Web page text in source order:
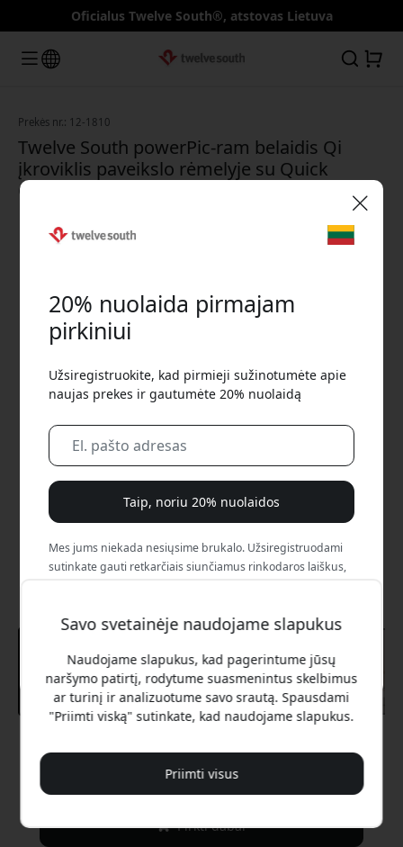
Oficialus Twelve South®, atstovas Lietuva
Prekės nr.: 12-1810
Twelve South powerPic-ram belaidis Qi
įkroviklis paveikslo rėmelyje su Quick
Charge 3.0 ir USB-C laidu telefonui - Balta
Rekomenduojama kaina
39.99 EUR
Pirkti dabar
Savo svetainėje naudojame slapukus
Naudojame slapukus, kad pagerintume jūsų
naršymo patirtį, rodytume suasmenintus skelbimus
ar turinį ir analizuotume savo srautą. Spausdami
"Priimti viską" sutinkate, kad naudojame slapukus.
Priimti visus
20% nuolaida pirmajam
pirkiniui
Užsiregistruokite, kad pirmieji sužinotumėte apie
naujas prekes ir gautumėte 20% nuolaidą
Taip, noriu 20% nuolaidos
Mes jums niekada nesiųsime brukalo. Užsiregistruodami
sutinkate gauti retkarčiais siunčiamus rinkodaros laiškus,
Ne, aš verčiau mokėčiau visą kainą.
🎉 Jūsų nuolaidos kodas:
Norėdami gauti 20% nuolaidą, naudokite šį kodą
atsiskaitydami.